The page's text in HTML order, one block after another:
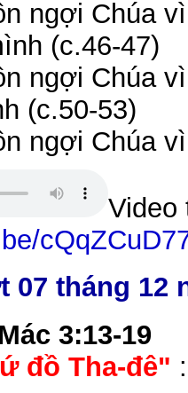
ngợi Chúa
(c.46-47)
ngợi Chúa
(c.50-53)
ngợi Chúa
Video
07 tháng 12
Mác 3:13-19
đồ Tha-đê"